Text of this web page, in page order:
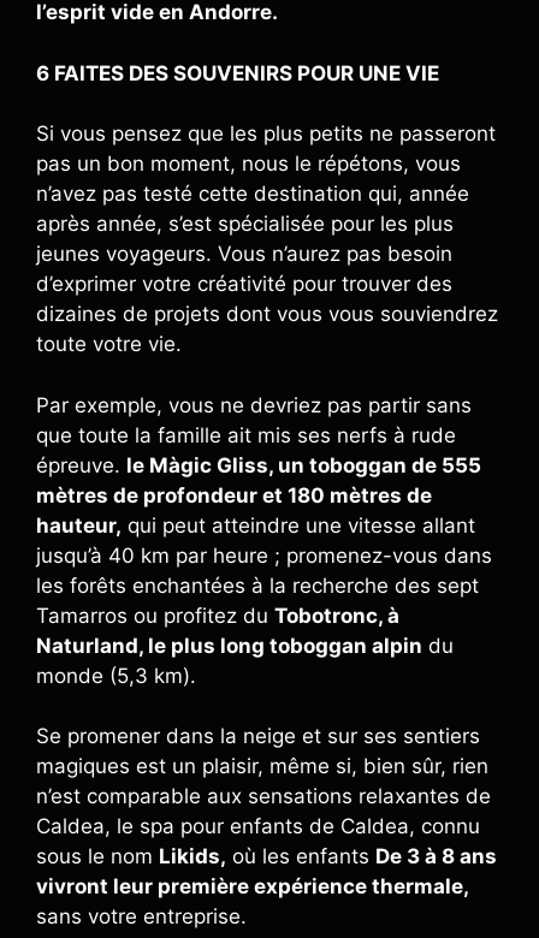
l’esprit vide en Andorre.
6 FAITES DES SOUVENIRS POUR UNE VIE
Si vous pensez que les plus petits ne passeront
pas un bon moment, nous le répétons, vous
n’avez pas testé cette destination qui, année
après année, s’est spécialisée pour les plus
jeunes voyageurs. Vous n’aurez pas besoin
d’exprimer votre créativité pour trouver des
dizaines de projets dont vous vous souviendrez
toute votre vie.
Par exemple, vous ne devriez pas partir sans
que toute la famille ait mis ses nerfs à rude
épreuve. le Màgic Gliss, un toboggan de 555
mètres de profondeur et 180 mètres de
hauteur, qui peut atteindre une vitesse allant
jusqu’à 40 km par heure ; promenez-vous dans
les forêts enchantées à la recherche des sept
Tamarros ou profitez du Tobotronc, à
Naturland, le plus long toboggan alpin du
monde (5,3 km).
Se promener dans la neige et sur ses sentiers
magiques est un plaisir, même si, bien sûr, rien
n’est comparable aux sensations relaxantes de
Caldea, le spa pour enfants de Caldea, connu
sous le nom Likids, où les enfants De 3 à 8 ans
vivront leur première expérience thermale,
sans votre entreprise.